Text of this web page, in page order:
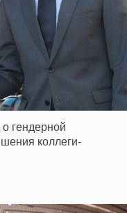
гендерной
коллеги-